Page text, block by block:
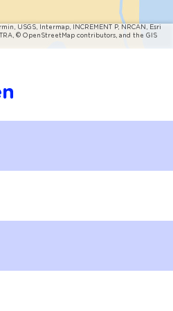
USGS, Intermap, INCREMENT P, NRCAN, Esri
© OpenStreetMap contributors, and the GIS